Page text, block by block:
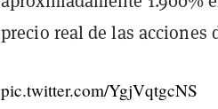
precio real de las acciones
pic.twitter.com/YgjVqtgcNS